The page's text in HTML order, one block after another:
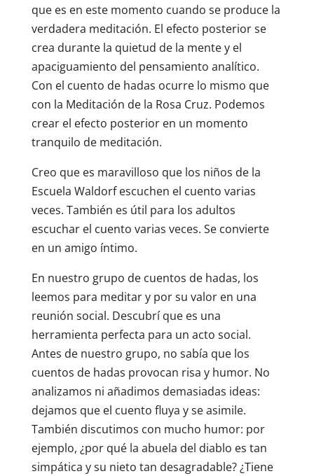
que es en este momento cuando se produce la
verdadera meditación. El efecto posterior se
crea durante la quietud de la mente y el
apaciguamiento del pensamiento analítico.
Con el cuento de hadas ocurre lo mismo que
con la Meditación de la Rosa Cruz. Podemos
crear el efecto posterior en un momento
tranquilo de meditación.
Creo que es maravilloso que los niños de la
Escuela Waldorf escuchen el cuento varias
veces. También es útil para los adultos
escuchar el cuento varias veces. Se convierte
en un amigo íntimo.
En nuestro grupo de cuentos de hadas, los
leemos para meditar y por su valor en una
reunión social. Descubrí que es una
herramienta perfecta para un acto social.
Antes de nuestro grupo, no sabía que los
cuentos de hadas provocan risa y humor. No
analizamos ni añadimos demasiadas ideas:
dejamos que el cuento fluya y se asimile.
También discutimos con mucho humor: por
ejemplo, ¿por qué la abuela del diablo es tan
simpática y su nieto tan desagradable? ¿Tiene